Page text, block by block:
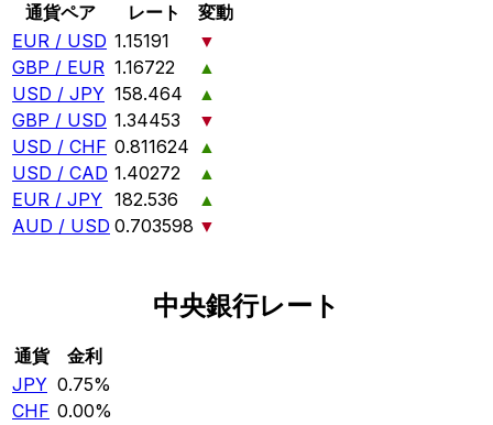
通貨ペア レート
変動
EUR / USD 1.15191
▼
GBP / EUR 1.16722
▲
USD / JPY 158.464
▲
GBP / USD 1.34453
▼
USD / CHF 0.811624 ▲
USD / CAD 1.40272
▲
EUR / JPY 182.536
▲
AUD / USD 0.703598 ▼
中央銀行レート
通貨
金利
JPY 0.75%
CHF 0.00%